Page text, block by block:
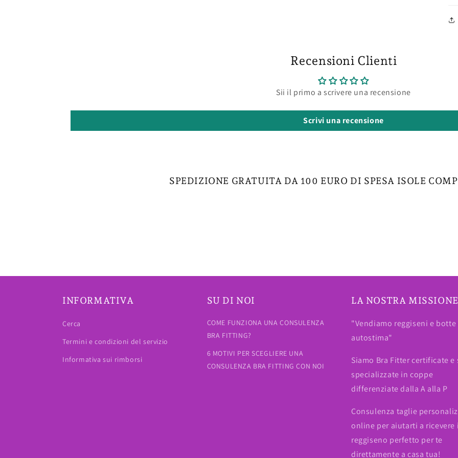
Recensioni Clienti
Sii il primo a scrivere una recensione
Scrivi una recensione
SPEDIZIONE GRATUITA DA 100 EURO DI SPESA ISOLE
INFORMATIVA
Cerca
Termini e condizioni del servizio
Informativa sui rimborsi
SU DI NOI
COME FUNZIONA UNA CONSULENZA
BRA FITTING?
6 MOTIVI PER SCEGLIERE UNA
CONSULENZA BRA FITTING CON NOI
LA NOSTRA MISSIONE
"Vendiamo reggiseni e botte
autostima"
Siamo Bra Fitter certificate e
specializzate in coppe
differenziate dalla A alla P
Consulenza taglie
online per aiutarti a ricevere
reggiseno perfetto per te
direttamente a casa tua!